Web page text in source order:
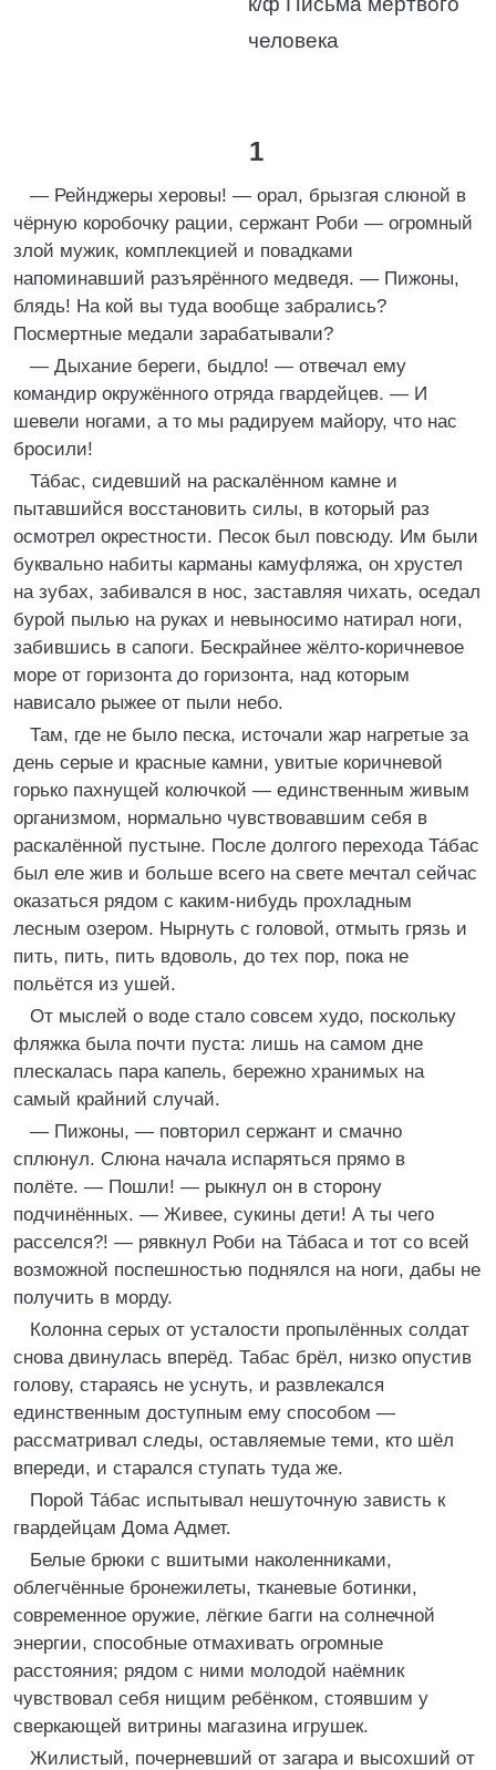
человека
1
— Рейнджеры херовы! — орал, брызгая слюной в
чёрную коробочку рации, сержант Роби — огромный
злой мужик, комплекцией и повадками
напоминавший разъярённого медведя. — Пижоны,
блядь! На кой вы туда вообще забрались?
Посмертные медали зарабатывали?
— Дыхание береги, быдло! — отвечал ему
командир окружённого отряда гвардейцев. — И
шевели ногами, а то мы радируем майору, что нас
бросили!
Та́бас, сидевший на раскалённом камне и
пытавшийся восстановить силы, в который раз
осмотрел окрестности. Песок был повсюду. Им были
буквально набиты карманы камуфляжа, он хрустел
на зубах, забивался в нос, заставляя чихать, оседал
бурой пылью на руках и невыносимо натирал ноги,
забившись в сапоги. Бескрайнее жёлто-коричневое
море от горизонта до горизонта, над которым
нависало рыжее от пыли небо.
Там, где не было песка, источали жар нагретые за
день серые и красные камни, увитые коричневой
горько пахнущей колючкой — единственным живым
организмом, нормально чувствовавшим себя в
раскалённой пустыне. После долгого перехода Та́бас
был еле жив и больше всего на свете мечтал сейчас
оказаться рядом с каким-нибудь прохладным
лесным озером. Нырнуть с головой, отмыть грязь и
пить, пить, пить вдоволь, до тех пор, пока не
польётся из ушей.
От мыслей о воде стало совсем худо, поскольку
фляжка была почти пуста: лишь на самом дне
плескалась пара капель, бережно хранимых на
самый крайний случай.
— Пижоны, — повторил сержант и смачно
сплюнул. Слюна начала испаряться прямо в
полёте. — Пошли! — рыкнул он в сторону
подчинённых. — Живее, сукины дети! А ты чего
расселся?! — рявкнул Роби на Та́баса и тот со всей
возможной поспешностью поднялся на ноги, дабы не
получить в морду.
Колонна серых от усталости пропылённых солдат
снова двинулась вперёд. Табас брёл, низко опустив
голову, стараясь не уснуть, и развлекался
единственным доступным ему способом —
рассматривал следы, оставляемые теми, кто шёл
впереди, и старался ступать туда же.
Порой Та́бас испытывал нешуточную зависть к
гвардейцам Дома Адмет.
Белые брюки с вшитыми наколенниками,
облегчённые бронежилеты, тканевые ботинки,
современное оружие, лёгкие багги на солнечной
энергии, способные отмахивать огромные
расстояния; рядом с ними молодой наёмник
чувствовал себя нищим ребёнком, стоявшим у
сверкающей витрины магазина игрушек.
Жилистый, почерневший от загара и высохший от